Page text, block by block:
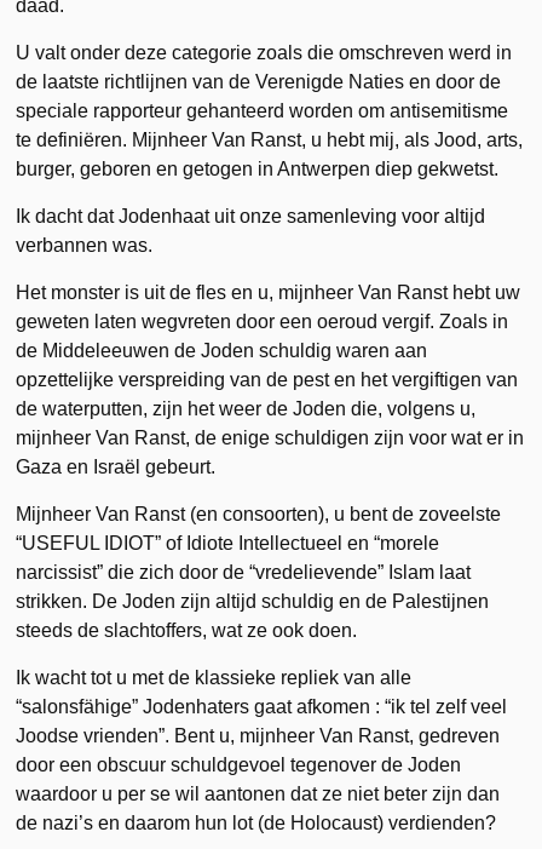
daad.
U valt onder deze categorie zoals die omschreven werd in
de laatste richtlijnen van de Verenigde Naties en door de
speciale rapporteur gehanteerd worden om antisemitisme
te definiëren. Mijnheer Van Ranst, u hebt mij, als Jood, arts,
burger, geboren en getogen in Antwerpen diep gekwetst.
Ik dacht dat Jodenhaat uit onze samenleving voor altijd
verbannen was.
Het monster is uit de fles en u, mijnheer Van Ranst hebt uw
geweten laten wegvreten door een oeroud vergif. Zoals in
de Middeleeuwen de Joden schuldig waren aan
opzettelijke verspreiding van de pest en het vergiftigen van
de waterputten, zijn het weer de Joden die, volgens u,
mijnheer Van Ranst, de enige schuldigen zijn voor wat er in
Gaza en Israël gebeurt.
Mijnheer Van Ranst (en consoorten), u bent de zoveelste
“USEFUL IDIOT” of Idiote Intellectueel en “morele
narcissist” die zich door de “vredelievende” Islam laat
strikken. De Joden zijn altijd schuldig en de Palestijnen
steeds de slachtoffers, wat ze ook doen.
Ik wacht tot u met de klassieke repliek van alle
“salonsfähige” Jodenhaters gaat afkomen : “ik tel zelf veel
Joodse vrienden”. Bent u, mijnheer Van Ranst, gedreven
door een obscuur schuldgevoel tegenover de Joden
waardoor u per se wil aantonen dat ze niet beter zijn dan
de nazi’s en daarom hun lot (de Holocaust) verdienden?